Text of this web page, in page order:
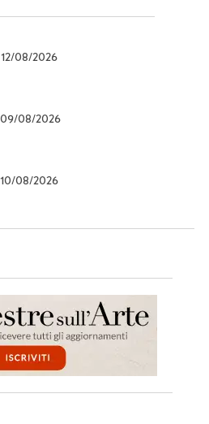
08/2026
08/2026
08/2026